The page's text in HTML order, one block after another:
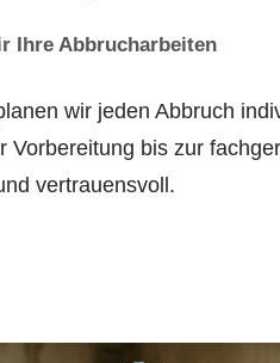
Ihre Abbrucharbeiten
wir jeden Abbruch
Vorbereitung bis zur
vertrauensvoll.